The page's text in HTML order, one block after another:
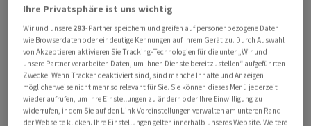
Die Hochtief-Aktie legte zuletzt um 0,56 Prozent auf
80,60 Euro zu. Seit dem Jahreswechsel beträgt das
Kursplus mehr als 50 Prozent. Allerdings ist die Aktie
von ihrem Höchststand von 174 Euro im Jahr 2017 noch
weit entfernt.
"Die globale Wirtschaft ist von erheblichen
Ihre Privatsphäre ist uns wichtig
Wir und unsere 293-Partner speichern und greifen auf personenbezogene Daten
wie Browserdaten oder eindeutige Kennungen auf Ihrem Gerät zu. Durch Auswahl
von Akzeptieren aktivieren Sie Tracking-Technologien für die unter „Wir und
unsere Partner verarbeiten Daten, um Ihnen Dienste bereitzustellen“ aufgeführten
Zwecke. Wenn Tracker deaktiviert sind, sind manche Inhalte und Anzeigen
möglicherweise nicht mehr so relevant für Sie. Sie können dieses Menü jederzeit
wieder aufrufen, um Ihre Einstellungen zu ändern oder Ihre Einwilligung zu
widerrufen, indem Sie auf den Link Voreinstellungen verwalten am unteren Rand
der Webseite klicken. Ihre Einstellungen gelten innerhalb unseres Website. Weitere